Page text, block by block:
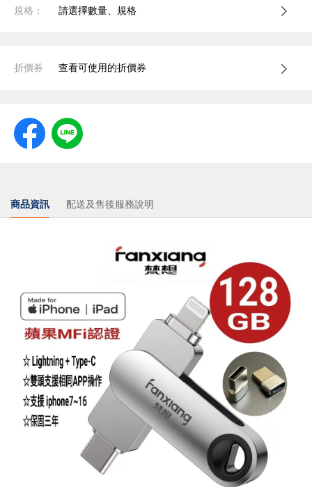
規格： 請選擇數量、規格
折價券 查看可使用的折價券
商品資訊 配送及售後服務說明